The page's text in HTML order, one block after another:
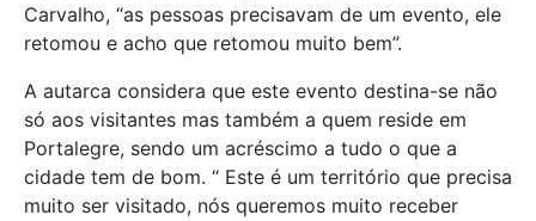
Carvalho, “as pessoas precisavam de um evento, ele
retomou e acho que retomou muito bem”.
A autarca considera que este evento destina-se não
só aos visitantes mas também a quem reside em
Portalegre, sendo um acréscimo a tudo o que a
cidade tem de bom. “ Este é um território que precisa
muito ser visitado, nós queremos muito receber